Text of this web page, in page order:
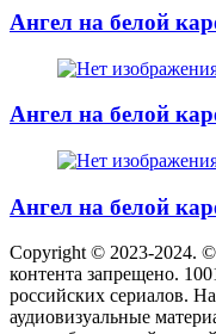
Ангел на белой
Ангел на белой
Ангел на белой
Copyright © 2023-2024.
контента запрещено.
российских сериалов.
аудиовизуальные